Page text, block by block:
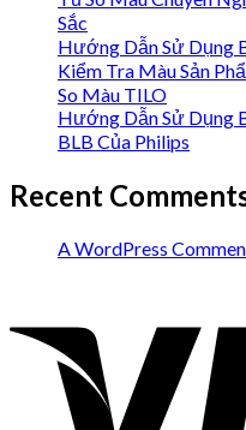
Sắc
Hướng Dẫn Sử Dụng
Kiểm Tra Màu Sản
So Màu TILO
Hướng Dẫn Sử Dụng
BLB Của Philips
Recent
A WordPress